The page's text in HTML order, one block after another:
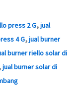
press 2 G,jual
4 G,jual burner
burner riello solar di
jual burner solar di